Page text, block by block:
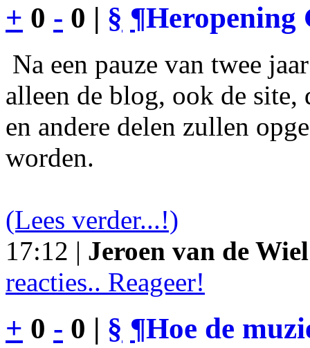
+ 0 - 0 | § ¶Heropening
Na een pauze van twee
alleen de blog, ook de site,
en andere delen zullen
worden.
(Lees verder...!)
17:12 | Jeroen van de Wiel
reacties.. Reageer!
+ 0 - 0 | § ¶Hoe de